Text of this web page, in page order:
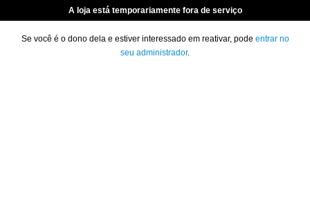
A loja está temporariamente fora de serviço
Se você é o dono dela e estiver interessado em reativar, pode entrar no
seu administrador.